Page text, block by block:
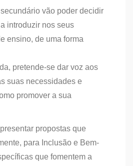
vão poder decidir
introduzir nos seus
ensino, de uma forma
pretende-se dar voz aos
suas necessidades e
promover a sua
propostas que
para Inclusão e Bem-
que fomentem a